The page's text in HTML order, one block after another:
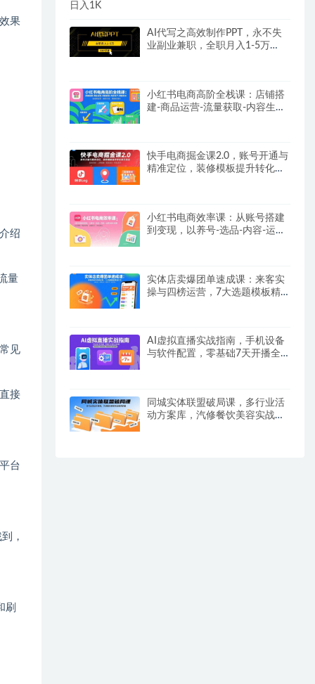
果
绍
量
见
接
台
，
刷
日入1K
AI代写之高效制作PPT，永不失
业副业兼职，全职月入1-5万
小红书电商高阶全栈课：店铺搭
建-商品运营-流量获取-内容生产-
快手电商掘金课2.0，账号开通与
精准定位，装修模板提升转化率
小红书电商效率课：从账号搭建
到变现，以养号-选品-内容-运营
实体店卖爆团单速成课：来客实
操与四榜运营，7大选题模板精
AI虚拟直播实战指南，手机设备
与软件配置，零基础7天开播全
同城实体联盟破局课，多行业活
动方案库，汽修餐饮美容实战案